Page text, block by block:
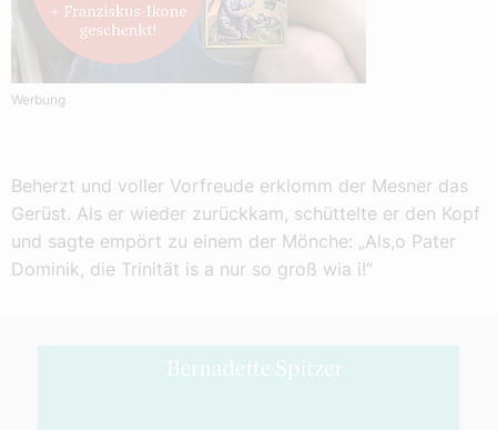
Werbung
Beherzt und voller Vorfreude erklomm der Mesner das
Gerüst. Als er wieder zurückkam, schüttelte er den Kopf
und sagte empört zu einem der Mönche: „Als,o Pater
Dominik, die Trinität is a nur so groß wia i!“